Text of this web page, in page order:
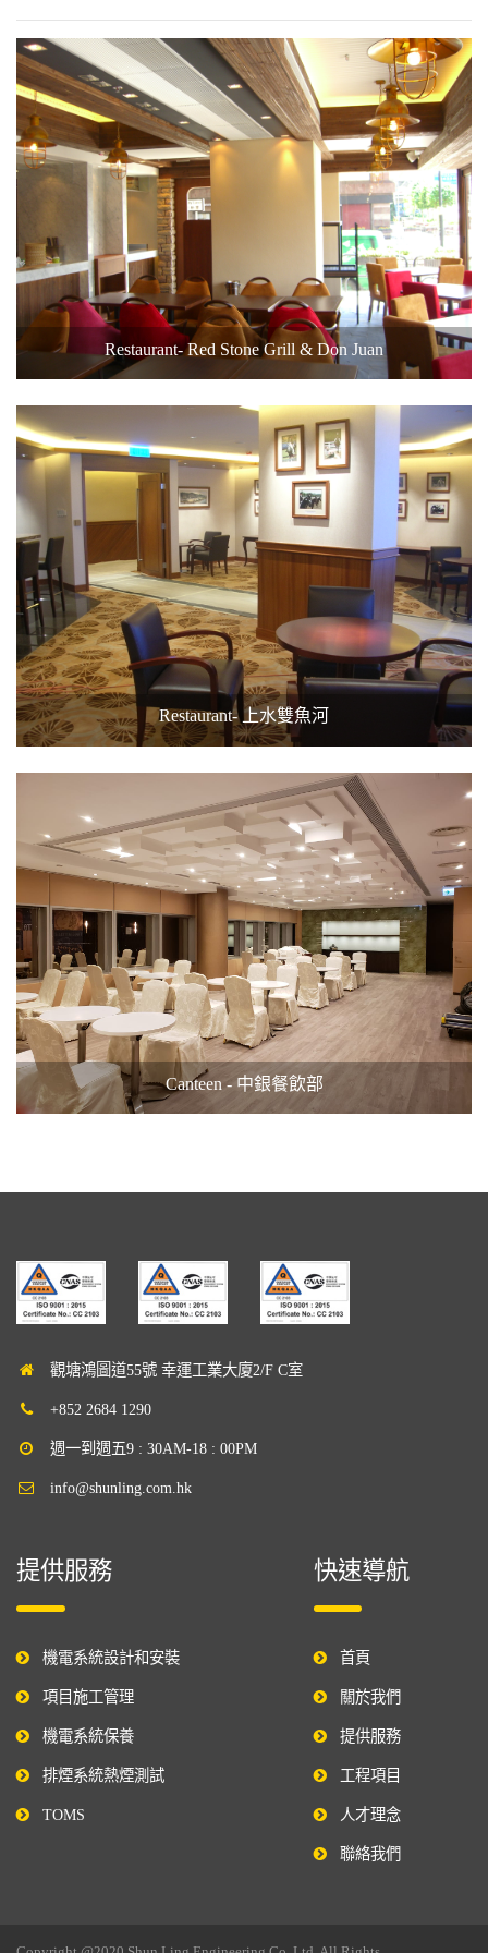
Restaurant- Red Stone Grill & Don Juan
Restaurant- 上水雙魚河
Canteen - 中銀餐飲部
觀塘鴻圖道55號 幸運工業大廈2/F C室
+852 2684 1290
週一到週五9 : 30AM-18 : 00PM
info@shunling.com.hk
提供服務
機電系統設計和安裝
項目施工管理
機電系統保養
排煙系統熱煙測試
TOMS
快速導航
首頁
關於我們
提供服務
工程項目
人才理念
聯絡我們